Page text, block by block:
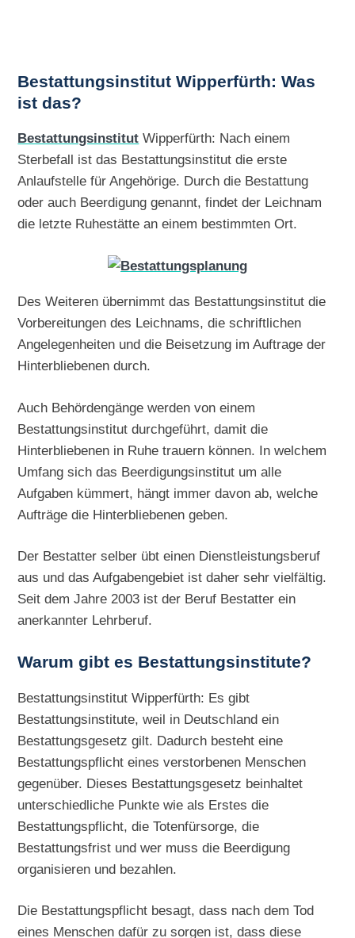
Bestattungsinstitut Wipperfürth: Was
ist das?
Bestattungsinstitut Wipperfürth: Nach einem
Sterbefall ist das Bestattungsinstitut die erste
Anlaufstelle für Angehörige. Durch die Bestattung
oder auch Beerdigung genannt, findet der Leichnam
die letzte Ruhestätte an einem bestimmten Ort.
Des Weiteren übernimmt das Bestattungsinstitut die
Vorbereitungen des Leichnams, die schriftlichen
Angelegenheiten und die Beisetzung im Auftrage der
Hinterbliebenen durch.
Auch Behördengänge werden von einem
Bestattungsinstitut durchgeführt, damit die
Hinterbliebenen in Ruhe trauern können. In welchem
Umfang sich das Beerdigungsinstitut um alle
Aufgaben kümmert, hängt immer davon ab, welche
Aufträge die Hinterbliebenen geben.
Der Bestatter selber übt einen Dienstleistungsberuf
aus und das Aufgabengebiet ist daher sehr vielfältig.
Seit dem Jahre 2003 ist der Beruf Bestatter ein
anerkannter Lehrberuf.
Warum gibt es Bestattungsinstitute?
Bestattungsinstitut Wipperfürth: Es gibt
Bestattungsinstitute, weil in Deutschland ein
Bestattungsgesetz gilt. Dadurch besteht eine
Bestattungspflicht eines verstorbenen Menschen
gegenüber. Dieses Bestattungsgesetz beinhaltet
unterschiedliche Punkte wie als Erstes die
Bestattungspflicht, die Totenfürsorge, die
Bestattungsfrist und wer muss die Beerdigung
organisieren und bezahlen.
Die Bestattungspflicht besagt, dass nach dem Tod
eines Menschen dafür zu sorgen ist, dass diese